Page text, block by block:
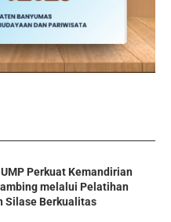
Perkuat Kemandirian
melalui Pelatihan
Silase Berkualitas